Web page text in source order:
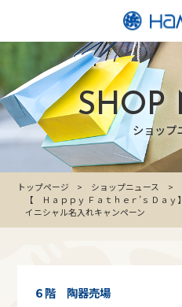
SHOP
ショップ
トップページ
ショップニュース
【 Ｈａｐｐｙ Ｆａｔｈｅｒ’ｓ
イニシャル名入れキャンペーン
６階 陶器売場